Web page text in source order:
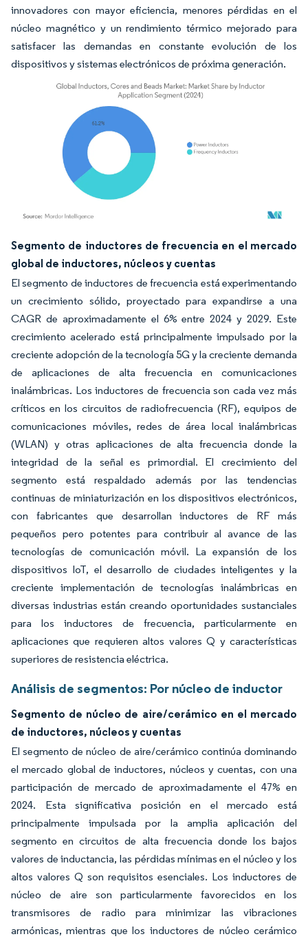
innovadores con mayor eficiencia, menores pérdidas en el
núcleo magnético y un rendimiento térmico mejorado para
satisfacer las demandas en constante evolución de los
dispositivos y sistemas electrónicos de próxima generación.
Imagen © Mordor Intelligence. El uso requiere atribución según CC BY 4.0.
Segmento de inductores de frecuencia en el mercado
global de inductores, núcleos y cuentas
El segmento de inductores de frecuencia está experimentando
un crecimiento sólido, proyectado para expandirse a una
CAGR de aproximadamente el 6% entre 2024 y 2029. Este
crecimiento acelerado está principalmente impulsado por la
creciente adopción de la tecnología 5G y la creciente demanda
de aplicaciones de alta frecuencia en comunicaciones
inalámbricas. Los inductores de frecuencia son cada vez más
críticos en los circuitos de radiofrecuencia (RF), equipos de
comunicaciones móviles, redes de área local inalámbricas
(WLAN) y otras aplicaciones de alta frecuencia donde la
integridad de la señal es primordial. El crecimiento del
segmento está respaldado además por las tendencias
continuas de miniaturización en los dispositivos electrónicos,
con fabricantes que desarrollan inductores de RF más
pequeños pero potentes para contribuir al avance de las
tecnologías de comunicación móvil. La expansión de los
dispositivos IoT, el desarrollo de ciudades inteligentes y la
creciente implementación de tecnologías inalámbricas en
diversas industrias están creando oportunidades sustanciales
para los inductores de frecuencia, particularmente en
aplicaciones que requieren altos valores Q y características
superiores de resistencia eléctrica.
Análisis de segmentos: Por núcleo de inductor
Segmento de núcleo de aire/cerámico en el mercado
de inductores, núcleos y cuentas
El segmento de núcleo de aire/cerámico continúa dominando
el mercado global de inductores, núcleos y cuentas, con una
participación de mercado de aproximadamente el 47% en
2024. Esta significativa posición en el mercado está
principalmente impulsada por la amplia aplicación del
segmento en circuitos de alta frecuencia donde los bajos
valores de inductancia, las pérdidas mínimas en el núcleo y los
altos valores Q son requisitos esenciales. Los inductores de
núcleo de aire son particularmente favorecidos en los
transmisores de radio para minimizar las vibraciones
armónicas, mientras que los inductores de núcleo cerámico